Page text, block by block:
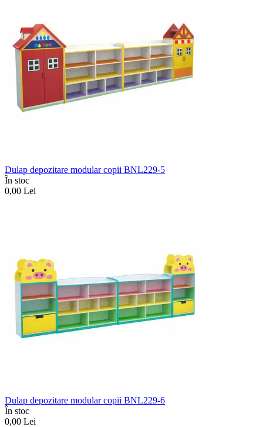
Dulap depozitare modular copii BNL229-5
În stoc
0,00 Lei
Dulap depozitare modular copii BNL229-6
În stoc
0,00 Lei